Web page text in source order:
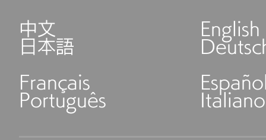
中文 English
日本語
Français
Português Italiano